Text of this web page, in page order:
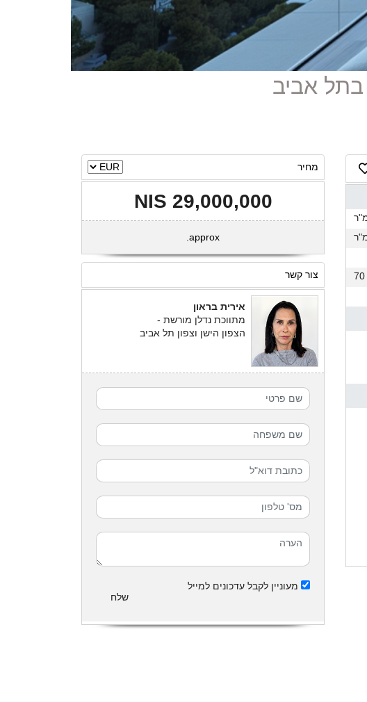
70
מחיר
29,000,000 NIS
approx.
צור קשר
אירית בראון
מתווכת נדלן מורשת -
הצפון הישן וצפון תל אביב
מעוניין לקבל עדכונים למייל
שלח